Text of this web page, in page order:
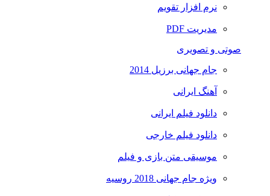
نرم افزار تقویم
مدیریت PDF
صوتی و تصویری
جام جهانی برزیل 2014
آهنگ ایرانی
دانلود فیلم ایرانی
دانلود فیلم خارجی
موسیقی متن بازی و فیلم
ویژه جام جهانی 2018 روسیه